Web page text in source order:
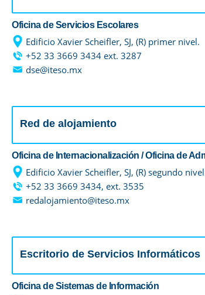
Oficina de Servicios Escolares
Edificio Xavier Scheifler, SJ, (R) primer nivel.
+52 33 3669 3434 ext. 3287
dse@iteso.mx
Red de alojamiento
Oficina de Internacionalización / Oficina de
Edificio Xavier Scheifler, SJ, (R) segundo
+52 33 3669 3434, ext. 3535
redalojamiento@iteso.mx
Escritorio de Servicios Informáticos
Oficina de Sistemas de Información